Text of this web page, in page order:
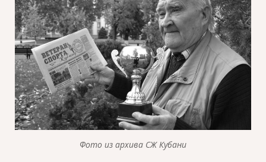
Фото из архива СЖ Кубани